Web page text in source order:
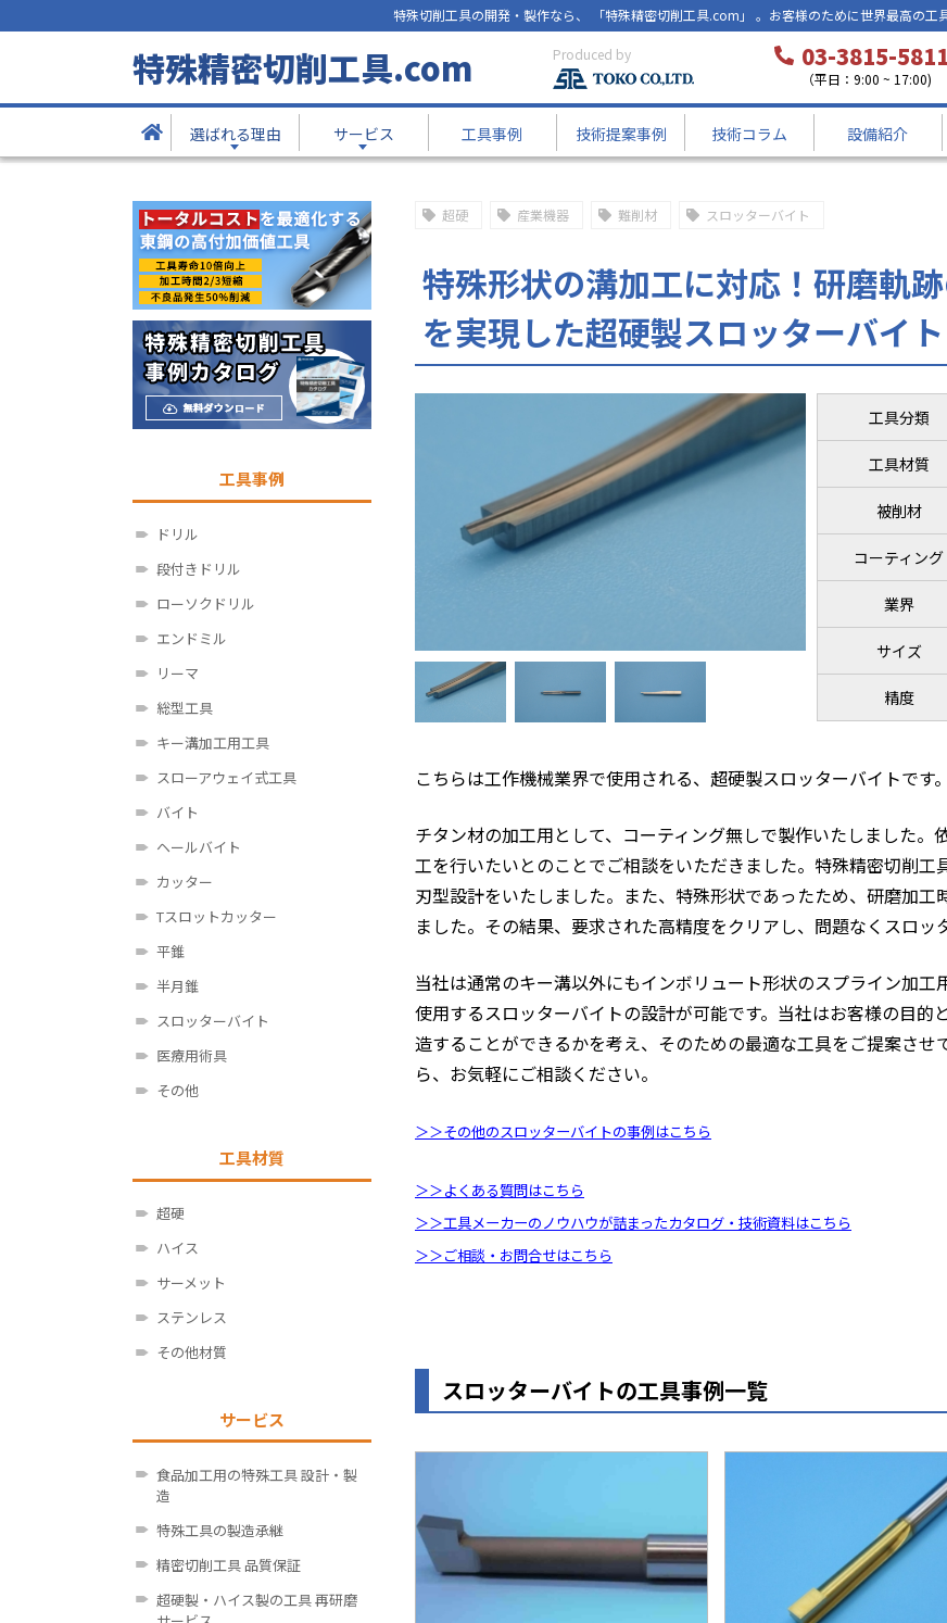
特殊切削工具の開発・製作なら、 「特殊精密切削工具.com」 。お客様のために世界最高の工
特殊精密切削工具.com Produced by 03-3815-5811
（平日：9:00 ~ 17:00)
選ばれる理由 サービス 工具事例 技術提案事例 技術コラム 設備紹介
工具事例 - Products -
TOP 工具事例 特殊形状の溝加工に対応！研磨軌跡の工夫で刃型公差±0.02を実現した超硬製スロッターバイト
超硬 産業機器 難削材 スロッターバイト
特殊形状の溝加工に対応！研磨軌
を実現した超硬製スロッターバイト
工具分類
工具材質
被削材
コーティング
業界
サイズ
精度
こちらは工作機械業界で使用される、超硬製スロッターバイトです。
チタン材の加工用として、コーティング無しで製作いたしました
工を行いたいとのことでご相談をいただきました。特殊精密切削
刃型設計をいたしました。また、特殊形状であったため、研磨加
ました。その結果、要求された高精度をクリアし、問題なくスロッ
当社は通常のキー溝以外にもインボリュート形状のスプライン加
使用するスロッターバイトの設計が可能です。当社はお客様の目
造することができるかを考え、そのための最適な工具をご提案さ
ら、お気軽にご相談ください。
＞＞その他のスロッターバイトの事例はこちら
＞＞よくある質問はこちら
＞＞工具メーカーのノウハウが詰まったカタログ・技術資料はこちら
＞＞ご相談・お問合せはこちら
スロッターバイトの工具事例一覧
工具事例
ドリル
段付きドリル
ローソクドリル
エンドミル
リーマ
総型工具
キー溝加工用工具
スローアウェイ式工具
バイト
ヘールバイト
カッター
Tスロットカッター
平錐
半月錐
スロッターバイト
医療用術具
その他
工具材質
超硬
ハイス
サーメット
ステンレス
その他材質
サービス
食品加工用の特殊工具 設計・製
造
特殊工具の製造承継
精密切削工具 品質保証
超硬製・ハイス製の工具 再研磨